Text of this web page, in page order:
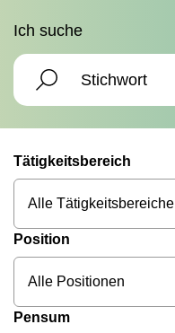
Ich suche
Tätigkeitsbereich
Alle Tätigkeitsbereiche
Position
Alle Positionen
Pensum